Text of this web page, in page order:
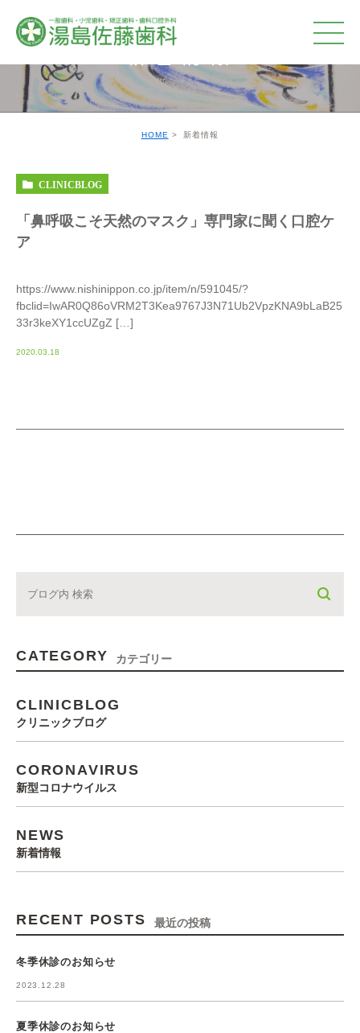
HOME 新着情報
CLINICBLOG
「鼻呼吸こそ天然のマスク」専門家に聞く口腔ケ
ア
https://www.nishinippon.co.jp/item/n/591045/?
fbclid=IwAR0Q86oVRM2T3Kea9767J3N71Ub2VpzKNA9bLaB25
33r3keXY1ccUZgZ […]
2020.03.18
CATEGORY カテゴリー
CLINICBLOG
クリニックブログ
CORONAVIRUS
新型コロナウイルス
NEWS
新着情報
RECENT POSTS 最近の投稿
冬季休診のお知らせ
2023.12.28
夏季休診のお知らせ